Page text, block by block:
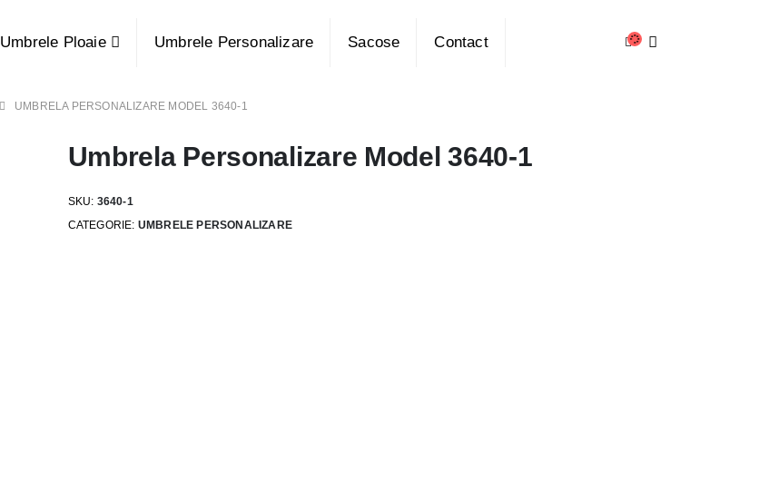
Umbrele Ploaie Umbrele Personalizare Sacose Contact
UMBRELA PERSONALIZARE MODEL 3640-1
Umbrela Personalizare Model 3640-1
SKU: 3640-1
CATEGORIE: UMBRELE PERSONALIZARE